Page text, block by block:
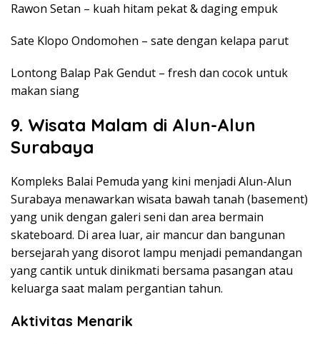
Rawon Setan – kuah hitam pekat & daging empuk
Sate Klopo Ondomohen – sate dengan kelapa parut
Lontong Balap Pak Gendut – fresh dan cocok untuk
makan siang
9. Wisata Malam di Alun-Alun
Surabaya
Kompleks Balai Pemuda yang kini menjadi Alun-Alun
Surabaya menawarkan wisata bawah tanah (basement)
yang unik dengan galeri seni dan area bermain
skateboard. Di area luar, air mancur dan bangunan
bersejarah yang disorot lampu menjadi pemandangan
yang cantik untuk dinikmati bersama pasangan atau
keluarga saat malam pergantian tahun.
Aktivitas Menarik